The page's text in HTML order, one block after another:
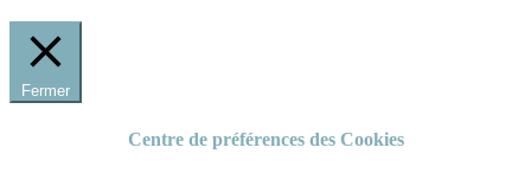
Fermer
Centre de préférences des Cookies